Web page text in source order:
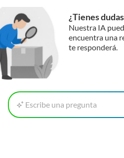
¿Tienes
Nuestra IA
encuentra una
te responderá.
Escribe una pregunta